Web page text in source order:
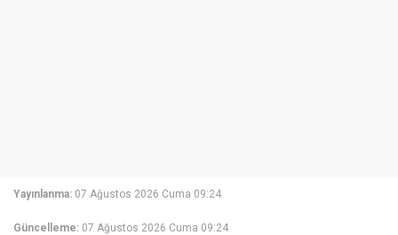
Yayınlanma: 07 Ağustos 2026 Cuma 09:24
Güncelleme: 07 Ağustos 2026 Cuma 09:24